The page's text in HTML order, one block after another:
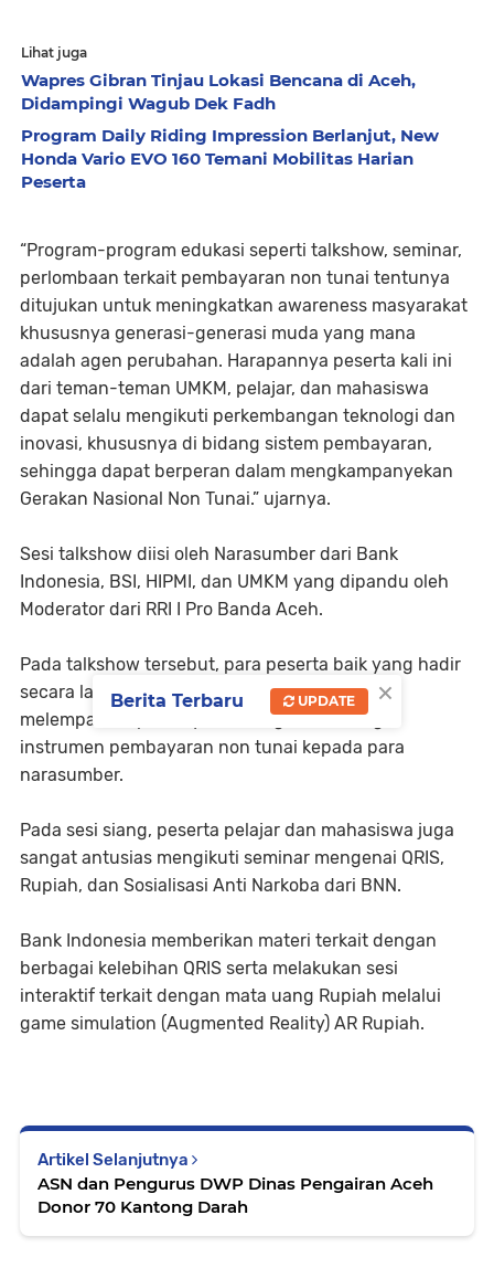
Lihat juga
Wapres Gibran Tinjau Lokasi Bencana di Aceh,
Didampingi Wagub Dek Fadh
Program Daily Riding Impression Berlanjut, New
Honda Vario EVO 160 Temani Mobilitas Harian
Peserta
“Program-program edukasi seperti talkshow, seminar,
perlombaan terkait pembayaran non tunai tentunya
ditujukan untuk meningkatkan awareness masyarakat
khususnya generasi-generasi muda yang mana
adalah agen perubahan. Harapannya peserta kali ini
dari teman-teman UMKM, pelajar, dan mahasiswa
dapat selalu mengikuti perkembangan teknologi dan
inovasi, khususnya di bidang sistem pembayaran,
sehingga dapat berperan dalam mengkampanyekan
Gerakan Nasional Non Tunai.” ujarnya.
Sesi talkshow diisi oleh Narasumber dari Bank
Indonesia, BSI, HIPMI, dan UMKM yang dipandu oleh
Moderator dari RRI I Pro Banda Aceh.
Pada talkshow tersebut, para peserta baik yang hadir
secara langsung dan online sangat antusias
melemparkan pertanyaan mengenai berbagai
instrumen pembayaran non tunai kepada para
narasumber.
Pada sesi siang, peserta pelajar dan mahasiswa juga
sangat antusias mengikuti seminar mengenai QRIS,
Rupiah, dan Sosialisasi Anti Narkoba dari BNN.
Bank Indonesia memberikan materi terkait dengan
berbagai kelebihan QRIS serta melakukan sesi
interaktif terkait dengan mata uang Rupiah melalui
game simulation (Augmented Reality) AR Rupiah.
Artikel Selanjutnya
ASN dan Pengurus DWP Dinas Pengairan Aceh
Donor 70 Kantong Darah
×
Berita Terbaru UPDATE